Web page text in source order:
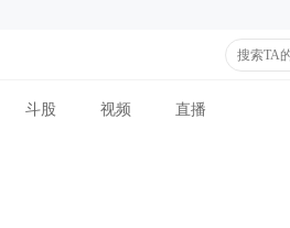
斗股 视频 直播